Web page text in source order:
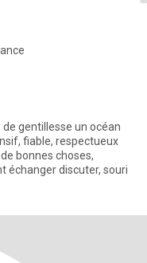
gentillesse un océan
fiable, respectueux
bonnes choses,
échanger discuter, souri